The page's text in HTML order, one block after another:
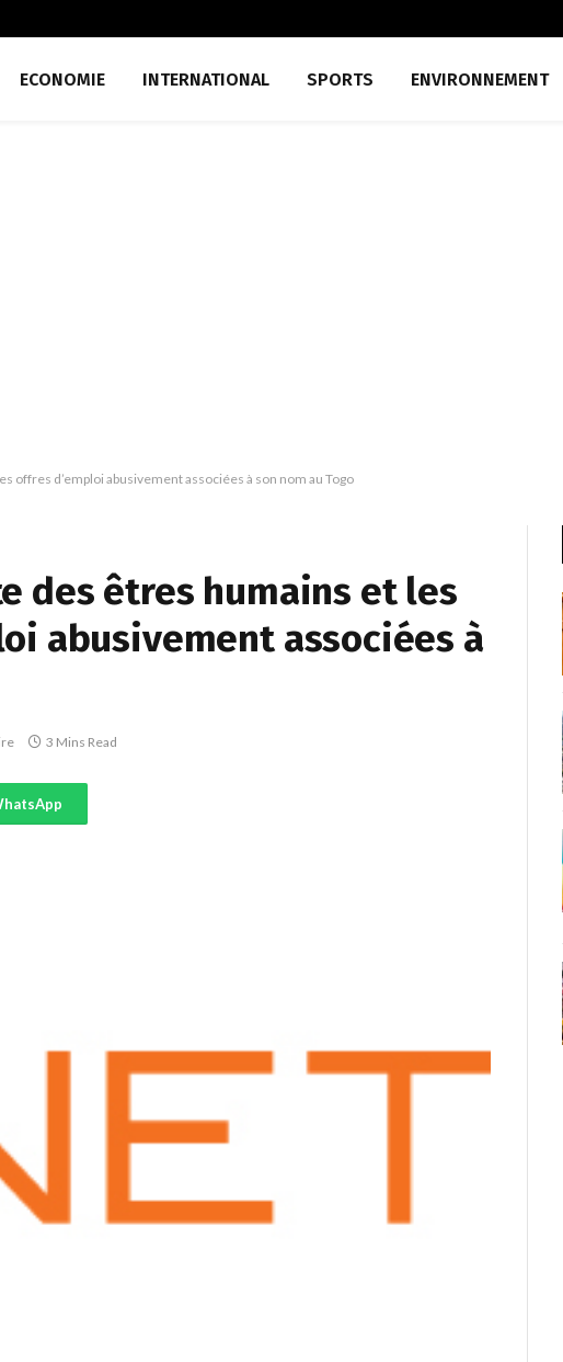
ECONOMIE INTERNATIONAL SPORTS ENVIRONNEMENT
offres d’emploi abusivement associées à son nom au Togo
des êtres humains et les
abusivement associées à
3 Mins Read